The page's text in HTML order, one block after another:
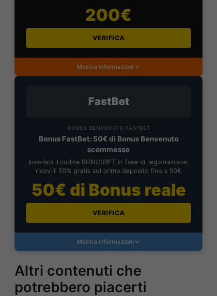
200€
VERIFICA
Mostra Informazioni
FastBet
BONUS BENVENUTO FASTBET
Bonus FastBet: 50€ di Bonus Benvenuto
scommesse
Inserisci il codice BONUSBET in fase di registrazione:
ricevi il 50% gratis sul primo deposito fino a 50€
50€ di Bonus reale
VERIFICA
Mostra Informazioni
Altri contenuti che
potrebbero piacerti